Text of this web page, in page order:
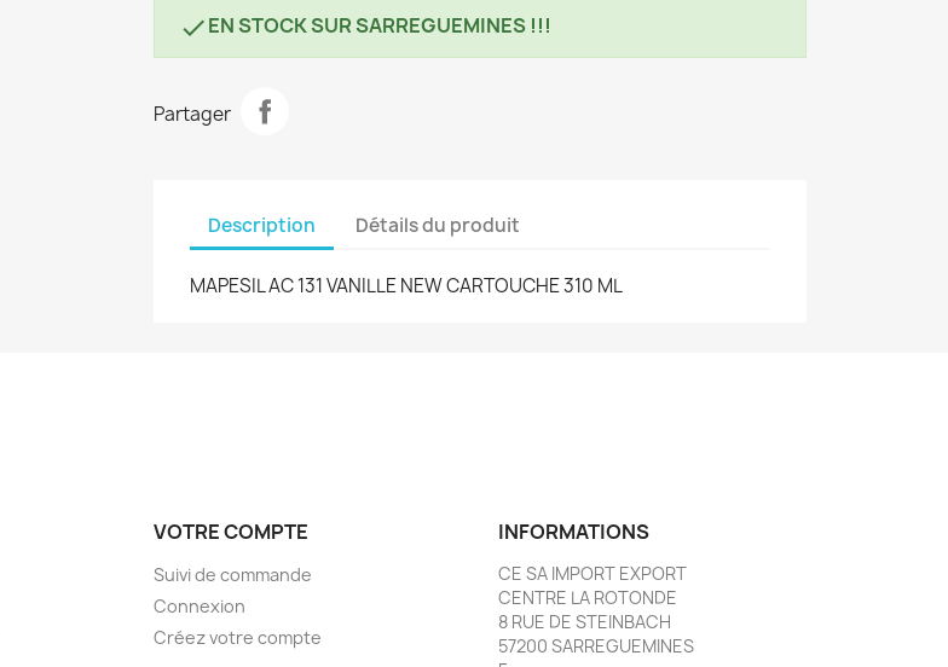
EN STOCK SUR SARREGUEMINES !!!
Partager
Description Détails du produit
MAPESIL AC 131 VANILLE NEW CARTOUCHE 310 ML
VOTRE COMPTE
Suivi de commande
Connexion
Créez votre compte
INFORMATIONS
CE SA IMPORT EXPORT
CENTRE LA ROTONDE
8 RUE DE STEINBACH
57200 SARREGUEMINES